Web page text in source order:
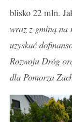
blisko 22 mln.
wraz z gminą na
uzyskać
Rozwoju Dróg
dla Pomorza